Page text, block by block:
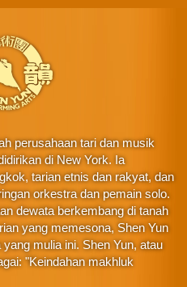
perusahaan tari dan musik
di New York. Ia
tarian etnis dan rakyat, dan
orkestra dan pemain solo.
dewata berkembang di tanah
yang memesona, Shen Yun
mulia ini. Shen Yun, atau
"Keindahan makhluk